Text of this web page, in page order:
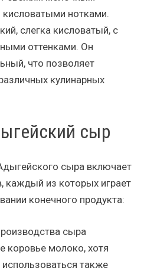
нотками.
слегка кисловатый, с
оттенками. Он
что позволяет
кулинарных
сыр
сыра включает
каждый из которых играет
конечного продукта:
сыра
коровье молоко, хотя
также